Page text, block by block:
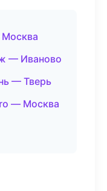
— Иваново
— Тверь
— Москва